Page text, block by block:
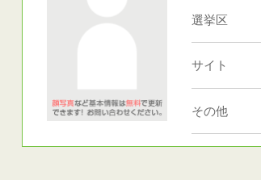
選挙区
サイト
その他